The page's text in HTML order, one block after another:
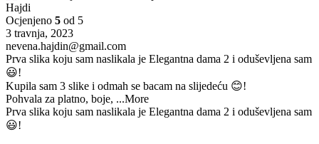
Hajdi
Ocjenjeno 5 od 5
3 travnja, 2023
nevena.hajdin@gmail.com
Prva slika koju sam naslikala je Elegantna dama 2 i oduševljena sam
😃!
Kupila sam 3 slike i odmah se bacam na slijedeću 😊!
Pohvala za platno, boje, ...More
Prva slika koju sam naslikala je Elegantna dama 2 i oduševljena sam
😃!